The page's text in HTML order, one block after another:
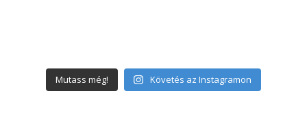
Mutass még! Követés az Instagramon